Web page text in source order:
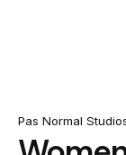
Pas Normal